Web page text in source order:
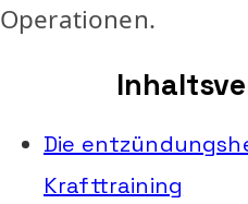
Operationen.
Die
Krafttraining